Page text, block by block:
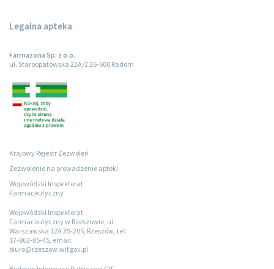
Legalna apteka
Farmazona Sp. z o.o.
ul. Staroopatowska 22A/2 26-600 Radom
Krajowy Rejestr Zezwoleń
Zezwolenie na prowadzenie apteki
Wojewódzki Inspektorat
Farmaceutyczny
Wojewódzki Inspektorat
Farmaceutyczny w Rzeszowie, ul.
Warszawska 12A 35-205, Rzeszów, tel:
17-862-05-45, email:
biuro@rzeszow.wif.gov.pl